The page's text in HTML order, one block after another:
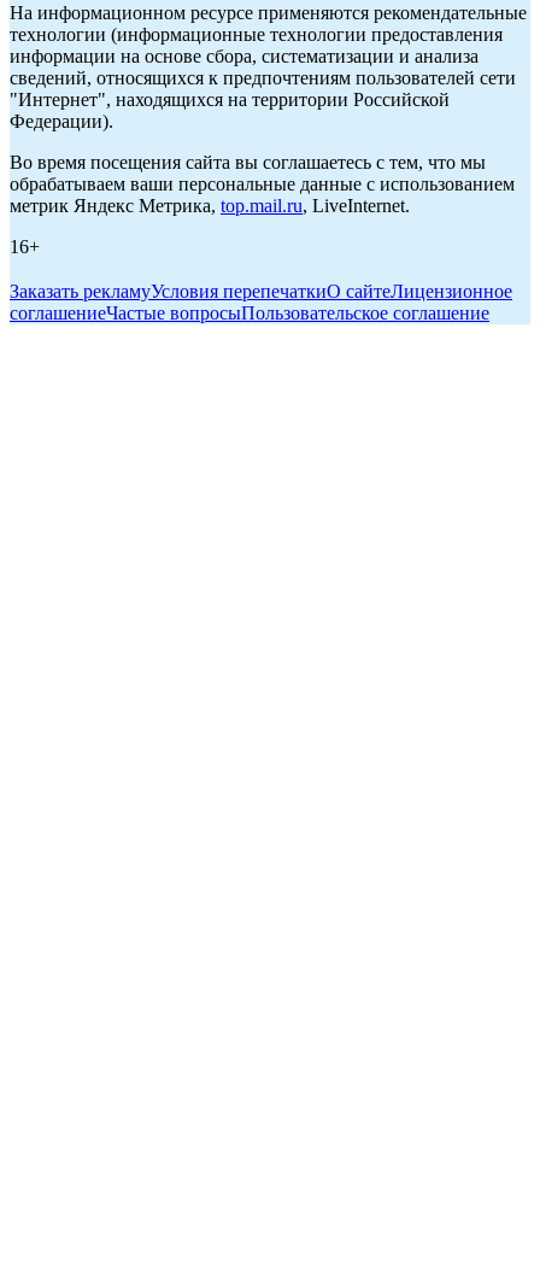
На информационном ресурсе применяются рекомендательные
технологии (информационные технологии предоставления
информации на основе сбора, систематизации и анализа
сведений, относящихся к предпочтениям пользователей сети
"Интернет", находящихся на территории Российской
Федерации).
Во время посещения сайта вы соглашаетесь с тем, что мы
обрабатываем ваши персональные данные с использованием
метрик Яндекс Метрика, top.mail.ru, LiveInternet.
16+
Заказать рекламуУсловия перепечаткиО сайтеЛицензионное
соглашениеЧастые вопросыПользовательское соглашение